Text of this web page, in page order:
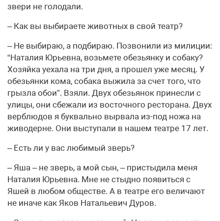
звери не голодали.
– Как вы выбираете животных в свой театр?
– Не выбираю, а подбираю. Позвонили из милиции:
“Наталия Юрьевна, возьмете обезьянку и собаку?
Хозяйка уехала на три дня, а прошел уже месяц. У
обезьянки кома, собака выжила за счет того, что
грызла обои”. Взяли. Двух обезьянок принесли с
улицы, они сбежали из восточного ресторана. Двух
верблюдов я буквально вырвала из-под ножа на
живодерне. Они выступали в нашем театре 17 лет.
– Есть ли у вас любимый зверь?
– Яша – не зверь, а мой сын, – пристыдила меня
Наталия Юрьевна. Мне не стыдно появиться с
Яшей в любом обществе. А в театре его величают
не иначе как Яков Натальевич Дуров.